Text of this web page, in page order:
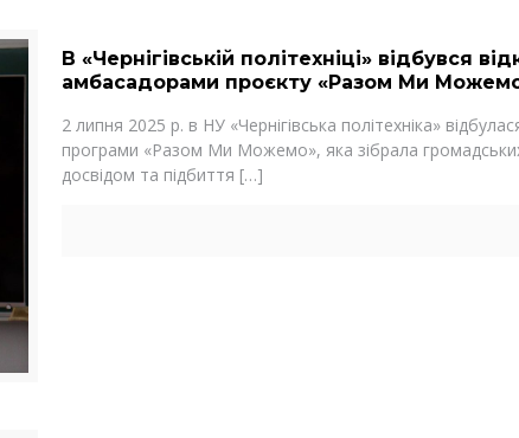
В «Чернігівській політехніці» відбувся
амбасадорами проєкту «Разом Ми
2 липня 2025 р. в НУ «Чернігівська політехніка»
програми «Разом Ми Можемо», яка зібрала громадських
досвідом та підбиття […]